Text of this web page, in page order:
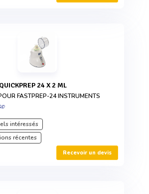
QUICKPREP 24 X 2 ML
FASTPREP-24 INSTRUMENTS
intéressés
récentes
Recevoir un devis